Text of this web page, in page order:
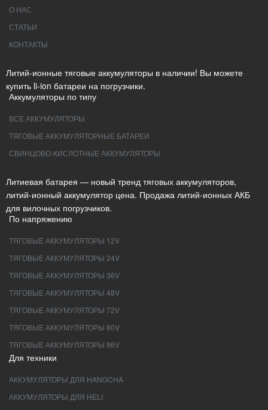
О НАС
СТАТЬИ
КОНТАКТЫ
Литий-ионные тяговые аккумуляторы в наличии! Вы можете
купить li-ion батареи на погрузчики.
Аккумуляторы по типу
ВСЕ АККУМУЛЯТОРЫ
ТЯГОВЫЕ АККУМУЛЯТОРНЫЕ БАТАРЕИ
СВИНЦОВО-КИСЛОТНЫЕ АККУМУЛЯТОРЫ
Литиевая батарея — новый тренд тяговых аккумуляторов,
литий-ионный аккумулятор цена. Продажа литий-ионных АКБ
для вилочных погрузчиков.
По напряжению
ТЯГОВЫЕ АККУМУЛЯТОРЫ 12V
ТЯГОВЫЕ АККУМУЛЯТОРЫ 24V
ТЯГОВЫЕ АККУМУЛЯТОРЫ 36V
ТЯГОВЫЕ АККУМУЛЯТОРЫ 48V
ТЯГОВЫЕ АККУМУЛЯТОРЫ 72V
ТЯГОВЫЕ АККУМУЛЯТОРЫ 80V
ТЯГОВЫЕ АККУМУЛЯТОРЫ 96V
Для техники
АККУМУЛЯТОРЫ ДЛЯ HANGCHA
АККУМУЛЯТОРЫ ДЛЯ HELI